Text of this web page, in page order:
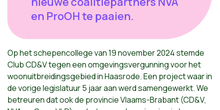
en ProOH te paaien.
Op het schepencollege van 19 november 2024 stemde
Club CD&V tegen een omgevingsvergunning voor het
woonuitbreidingsgebied in Haasrode. Een project waar in
de vorige legislatuur 5 jaar aan werd samengewerkt. We
betreuren dat ook de provincie Vlaams-Brabant (CD&V,